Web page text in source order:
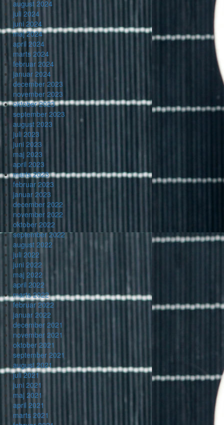
august 2024
juli 2024
juni 2024
maj 2024
april 2024
marts 2024
februar 2024
januar 2024
december 2023
november 2023
oktober 2023
september 2023
august 2023
juli 2023
juni 2023
maj 2023
april 2023
marts 2023
februar 2023
januar 2023
december 2022
november 2022
oktober 2022
september 2022
august 2022
juli 2022
juni 2022
maj 2022
april 2022
marts 2022
februar 2022
januar 2022
december 2021
november 2021
oktober 2021
september 2021
august 2021
juli 2021
juni 2021
maj 2021
april 2021
marts 2021